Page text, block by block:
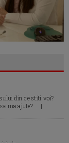
din ce stiti voi?
ma ajute? ... |